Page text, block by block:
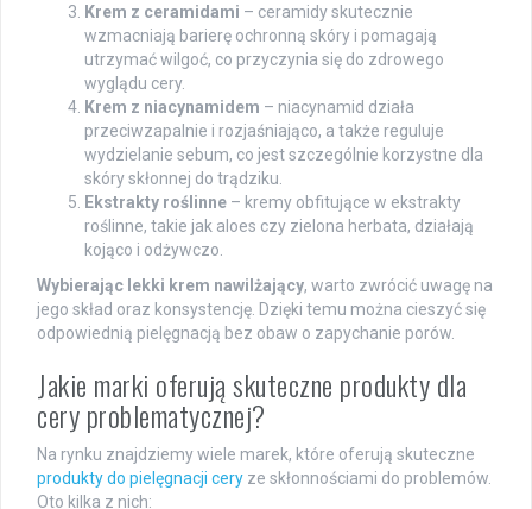
Krem z ceramidami – ceramidy skutecznie
wzmacniają barierę ochronną skóry i pomagają
utrzymać wilgoć, co przyczynia się do zdrowego
wyglądu cery.
Krem z niacynamidem – niacynamid działa
przeciwzapalnie i rozjaśniająco, a także reguluje
wydzielanie sebum, co jest szczególnie korzystne dla
skóry skłonnej do trądziku.
Ekstrakty roślinne – kremy obfitujące w ekstrakty
roślinne, takie jak aloes czy zielona herbata, działają
kojąco i odżywczo.
Wybierając lekki krem nawilżający, warto zwrócić uwagę na
jego skład oraz konsystencję. Dzięki temu można cieszyć się
odpowiednią pielęgnacją bez obaw o zapychanie porów.
Jakie marki oferują skuteczne produkty dla
cery problematycznej?
Na rynku znajdziemy wiele marek, które oferują skuteczne
produkty do pielęgnacji cery ze skłonnościami do problemów.
Oto kilka z nich: